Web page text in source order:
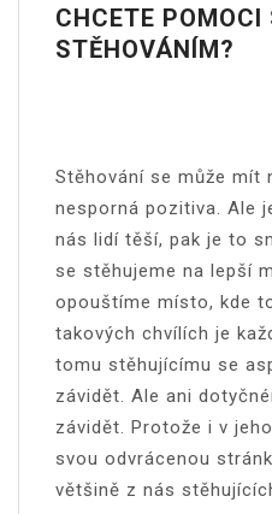
CHCETE POMOCI
STĚHOVÁNÍM?
Stěhování se může mít
nesporná pozitiva. Ale
nás lidí těší, pak je to
se stěhujeme na lepší
opouštíme místo, kde
takových chvílích je
tomu stěhujícímu se
závidět. Ale ani
závidět. Protože i v
svou odvrácenou
většině z nás